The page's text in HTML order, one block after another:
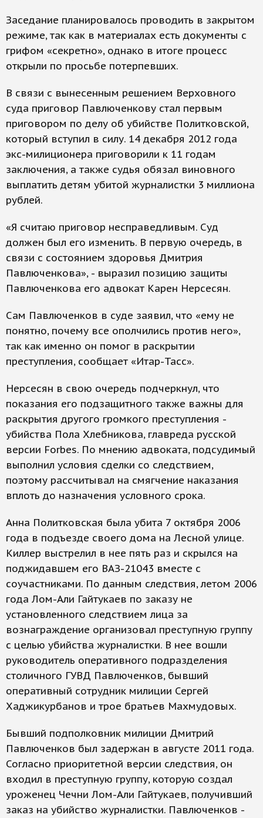
Заседание планировалось проводить в закрытом
режиме, так как в материалах есть документы с
грифом «секретно», однако в итоге процесс
открыли по просьбе потерпевших.
В связи с вынесенным решением Верховного
суда приговор Павлюченкову стал первым
приговором по делу об убийстве Политковской,
который вступил в силу. 14 декабря 2012 года
экс-милиционера приговорили к 11 годам
заключения, а также судья обязал виновного
выплатить детям убитой журналистки 3 миллиона
рублей.
«Я считаю приговор несправедливым. Суд
должен был его изменить. В первую очередь, в
связи с состоянием здоровья Дмитрия
Павлюченкова», - выразил позицию защиты
Павлюченкова его адвокат Карен Нерсесян.
Сам Павлюченков в суде заявил, что «ему не
понятно, почему все ополчились против него»,
так как именно он помог в раскрытии
преступления, сообщает «Итар-Тасс».
Нерсесян в свою очередь подчеркнул, что
показания его подзащитного также важны для
раскрытия другого громкого преступления -
убийства Пола Хлебникова, главреда русской
версии Forbes. По мнению адвоката, подсудимый
выполнил условия сделки со следствием,
поэтому рассчитывал на смягчение наказания
вплоть до назначения условного срока.
Анна Политковская была убита 7 октября 2006
года в подъезде своего дома на Лесной улице.
Киллер выстрелил в нее пять раз и скрылся на
поджидавшем его ВАЗ-21043 вместе с
соучастниками. По данным следствия, летом 2006
года Лом-Али Гайтукаев по заказу не
установленного следствием лица за
вознаграждение организовал преступную группу
с целью убийства журналистки. В нее вошли
руководитель оперативного подразделения
столичного ГУВД Павлюченков, бывший
оперативный сотрудник милиции Сергей
Хаджикурбанов и трое братьев Махмудовых.
Бывший подполковник милиции Дмитрий
Павлюченков был задержан в августе 2011 года.
Согласно приоритетной версии следствия, он
входил в преступную группу, которую создал
уроженец Чечни Лом-Али Гайтукаев, получивший
заказ на убийство журналистки. Павлюченков -